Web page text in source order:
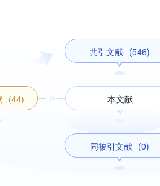
(44)
共引文献 (546)
本文献
同被引文献 (0)